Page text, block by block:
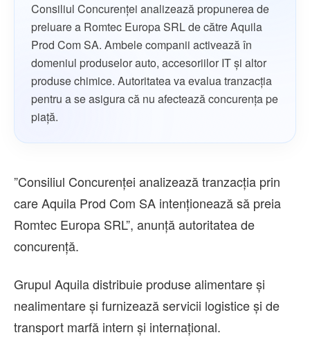
Consiliul Concurenţei analizează propunerea de
preluare a Romtec Europa SRL de către Aquila
Prod Com SA. Ambele companii activează în
domeniul produselor auto, accesoriilor IT şi altor
produse chimice. Autoritatea va evalua tranzacţia
pentru a se asigura că nu afectează concurenţa pe
piaţă.
”Consiliul Concurenţei analizează tranzacţia prin
care Aquila Prod Com SA intenţionează să preia
Romtec Europa SRL”, anunţă autoritatea de
concurenţă.
Grupul Aquila distribuie produse alimentare şi
nealimentare şi furnizează servicii logistice şi de
transport marfă intern şi internaţional.